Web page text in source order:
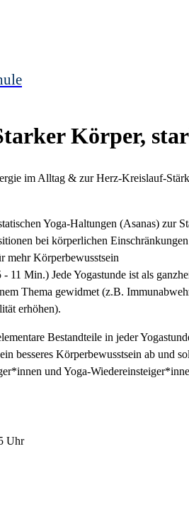
Körper,
im Alltag & zur Herz-Kreislauf-
Yoga-Haltungen (Asanas) zur
bei körperlichen Einschränkungen
mehr Körperbewusstsein
11 Min.) Jede Yogastunde ist als
Thema gewidmet (z.B.
erhöhen).
Bestandteile in jeder
besseres Körperbewusstsein ab und
und Yoga-
Uhr